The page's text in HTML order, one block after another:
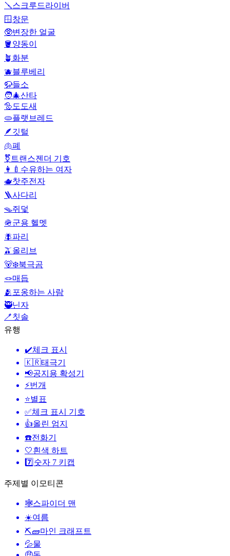
🪛스크루드라이버
🪟 창문
🥸변장한 얼굴
🪣 양동이
🪴 화분
🫐블루베리
🦬들소
🧑‍🎄산타
🦤도도새
🫓플랫브레드
🪶깃털
🫁폐
⚧️ 트랜스젠더 기호
👩‍🍼 수유하는 여자
🫖찻주전자
🪜사다리
🪤쥐덫
🪖군용 헬멧
🪰파리
🫒올리브
🐻‍❄️북극곰
🪢매듭
🫂 포옹하는 사람
🥷닌자
🪥칫솔
유행
✔️체크 표시
🇰🇷태극기
📢공지용 확성기
⚡번개
⭐별표
✅체크 표시 기호
👍올린 엄지
☎️전화기
🤍흰색 하트
7️⃣ 숫자 7 키캡
주제별 이모티콘
🕸️스파이더 맨
☀️여름
⛏🧱마인 크래프트
💦물